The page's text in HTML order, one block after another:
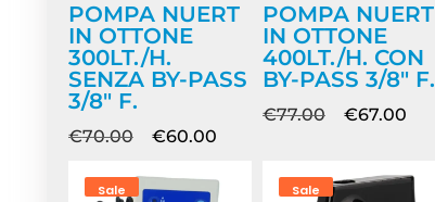
POMPA NUERT
IN OTTONE
300LT./H.
SENZA BY-PASS
3/8″ F.
€70.00 €60.00
POMPA NUERT
IN OTTONE
400LT./H. CON
BY-PASS 3/8″ F.
€77.00 €67.00
Sale Sale